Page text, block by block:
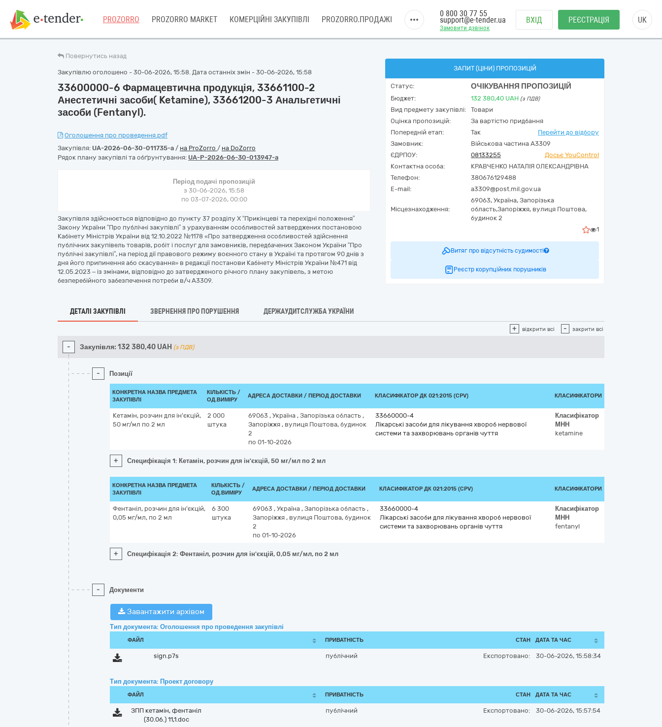
PROZORRO PROZORRO MARKET КОМЕРЦІЙНІ ЗАКУПІВЛІ PROZORRO.ПРОДАЖІ
Замовити дзвінок
0 800 30 77 55
support@e-tender.ua ВХІД РЕЄСТРАЦІЯ UK
Повернутись назад
Закупівлю оголошено - 30-06-2026, 15:58. Дата останніх змін - 30-06-2026, 15:58
33600000-6 Фармацевтична продукція, 33661100-2
Анестетичні засоби( Ketamine), 33661200-3 Анальгетичні
засоби (Fentanyl).
Оголошення про проведення.pdf
Закупівля: UA-2026-06-30-011735-a / на ProZorro / на DoZorro
Рядок плану закупівлі та обґрунтування: UA-P-2026-06-30-013947-a
Період подачі пропозицій
з 30-06-2026, 15:58
по 03-07-2026, 00:00
Закупівля здійснюється відповідно до пункту 37 розділу Х “Прикінцеві та перехідні положення”
Закону України “Про публічні закупівлі” з урахуванням особливостей затверджених постановою
Кабінету Міністрів України від 12.10.2022 №1178 «Про затвердження особливостей здійснення
публічних закупівель товарів, робіт і послуг для замовників, передбачених Законом України “Про
публічні закупівлі”, на період дії правового режиму воєнного стану в Україні та протягом 90 днів з
дня його припинення або скасування» в редакції постанови Кабінету Міністрів України №471 від
12.05.2023 – із змінами, відповідно до затвердженого річного плану закупівель, з метою
безперебійного забезпечення потреби в/ч А3309.
ЗАПИТ (ЦІНИ) ПРОПОЗИЦІЙ
Статус: ОЧІКУВАННЯ ПРОПОЗИЦІЙ
Бюджет: 132 380,40 UAH (з ПДВ)
Вид предмету закупівлі:
Товари
Оцінка пропозицій:
За вартістю придбання
Попередній етап:
Так
Перейти до відбору
Замовник:
Військова частина А3309
ЄДРПОУ:
08133255
Досьє YouControl
Контактна особа:
КРАВЧЕНКО НАТАЛІЯ ОЛЕКСАНДРІВНА
Телефон:
380676129488
E-mail:
a3309@post.mil.gov.ua
Місцезнаходження:
69063, Україна, Запорізька
область,Запоріжжя, вулиця Поштова,
будинок 2
1
Витяг про відсутність судимості
Реєстр корупційних порушників
ДЕТАЛІ ЗАКУПІВЛІ ЗВЕРНЕННЯ ПРО ПОРУШЕННЯ ДЕРЖАУДИТСЛУЖБА УКРАЇНИ
+ відкрити всі - закрити всі
- Закупівля: 132 380,40 UAH (з ПДВ)
- Позиції
КОНКРЕТНА НАЗВА ПРЕДМЕТА
ЗАКУПІВЛІ
КІЛЬКІСТЬ /
ОД.ВИМІРУ
АДРЕСА ДОСТАВКИ / ПЕРІОД ДОСТАВКИ КЛАСИФІКАТОР ДК 021:2015 (CPV) КЛАСИФІКАТОРИ
Кетамін, розчин для ін'єкцій,
50 мг/мл по 2 мл
2 000
штука
69063 , Україна , Запорізька область ,
Запоріжжя , вулиця Поштова, будинок
2
по 01-10-2026
33660000-4
Лікарські засоби для лікування хвороб нервової
системи та захворювань органів чуття
Класифікатор
МНН
ketamine
+ Специфікація 1: Кетамін, розчин для ін'єкцій, 50 мг/мл по 2 мл
КОНКРЕТНА НАЗВА ПРЕДМЕТА
ЗАКУПІВЛІ
КІЛЬКІСТЬ /
ОД.ВИМІРУ
АДРЕСА ДОСТАВКИ / ПЕРІОД ДОСТАВКИ КЛАСИФІКАТОР ДК 021:2015 (CPV) КЛАСИФІКАТОРИ
Фентаніл, розчин для ін'єкцій,
0,05 мг/мл, по 2 мл
6 300
штука
69063 , Україна , Запорізька область ,
Запоріжжя , вулиця Поштова, будинок
2
по 01-10-2026
33660000-4
Лікарські засоби для лікування хвороб нервової
системи та захворювань органів чуття
Класифікатор
МНН
fentanyl
+ Специфікація 2: Фентаніл, розчин для ін'єкцій, 0,05 мг/мл, по 2 мл
- Документи
Завантажити архівом
Тип документа: Оголошення про проведення закупівлі
ФАЙЛ ПРИВАТНІСТЬ СТАН ДАТА ТА ЧАС
sign.p7s публічний Експортовано: 30-06-2026, 15:58:34
Тип документа: Проект договору
ФАЙЛ ПРИВАТНІСТЬ СТАН ДАТА ТА ЧАС
ЗПП кетамін, фентаніл
(30.06.) 11,1.doc
публічний Експортовано: 30-06-2026, 15:57:54